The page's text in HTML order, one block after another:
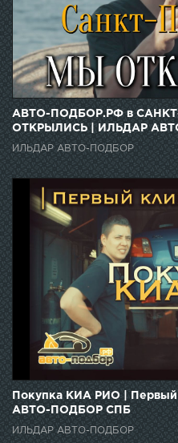
АВТО-ПОДБОР.РФ в
ОТКРЫЛИСЬ | ИЛЬДАР
ИЛЬДАР АВТО-ПОДБОР
Покупка КИА РИО |
АВТО-ПОДБОР СПБ
ИЛЬДАР АВТО-ПОДБОР